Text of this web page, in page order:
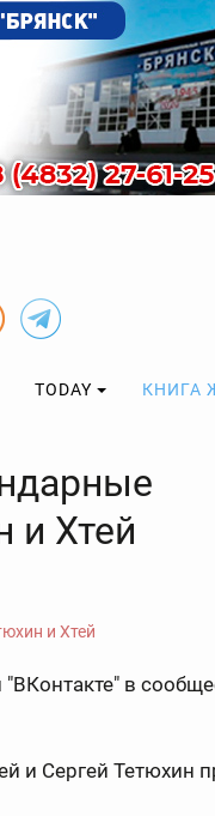
TODAY КНИГА
и Хтей
в
и Сергей Тетюхин